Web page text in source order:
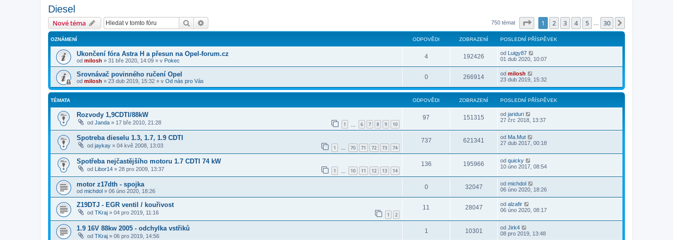
Diesel
Nové téma Hledat 750 témat Stránka z
1 2 3 4 5 30
OZNÁMENÍ ODPOVĚDI ZOBRAZENÍ POSLEDNÍ PŘÍSPĚVEK
Ukončení fóra Astra H a přesun na Opel-forum.cz
od milosh » 31 bře 2020, 14:09 » v Pokec
4 192426 od Luigy87
01 dub 2020, 10:07
Srovnávač povinného ručení Opel
od milosh » 23 dub 2019, 15:32 » v Od nás pro Vás
0 266914 od milosh
23 dub 2019, 15:32
TÉMATA ODPOVĚDI ZOBRAZENÍ POSLEDNÍ PŘÍSPĚVEK
Rozvody 1,9CDTI/88kW
od Janda » 17 bře 2010, 21:28 1 6 7 8 9 10
97 151315 od jariduri
27 črc 2018, 13:37
Spotreba dieselu 1.3, 1.7, 1.9 CDTI
od jaykay » 04 kvě 2008, 13:03 1 … 70 71 72 73 74
737 621341 od Ma.Mut
27 dub 2017, 00:18
Spotřeba nejčastějšího motoru 1.7 CDTI 74 kW
od Libor14 » 28 pro 2009, 13:37 1 10 11 12 13 14
136 195966 od quicky
10 úno 2017, 08:54
motor z17dth - spojka
od michdol » 06 úno 2020, 18:26
0 32047 od michdol
06 úno 2020, 18:26
Z19DTJ - EGR ventil / kouřivost
od TKraj » 04 pro 2019, 11:16 1 2
11 28047 od alzafir
06 úno 2020, 08:17
1.9 16V 88kw 2005 - odchylka vstřiků
od TKraj » 06 pro 2019, 14:56
1 10301 od Jirk4
08 pro 2019, 13:48